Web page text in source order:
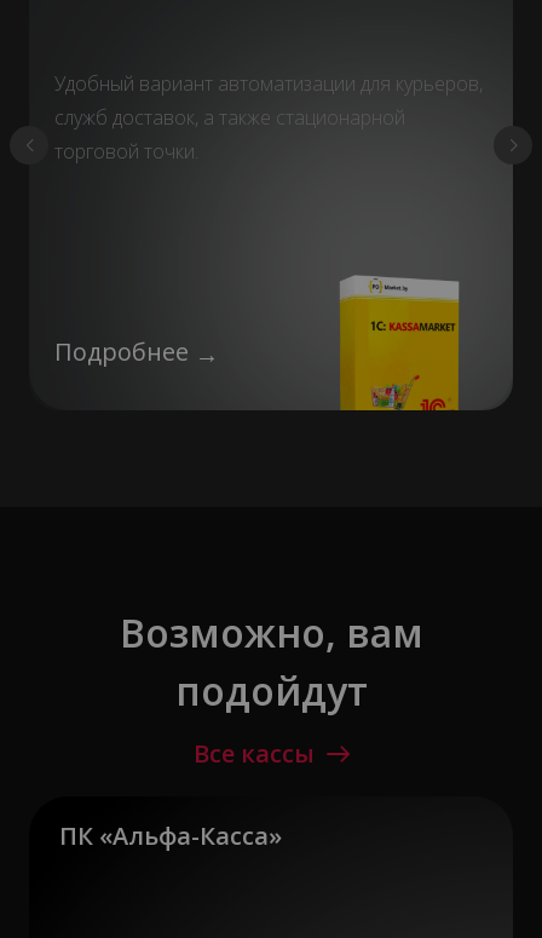
Удобный вариант автоматизации для курьеров,
служб доставок, а также стационарной
торговой точки.
Подробнее
Возможно, вам
подойдут
Все кассы
ПК «Альфа-Касса»